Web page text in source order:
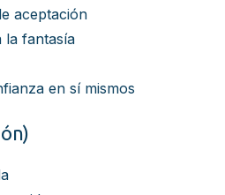
aceptación
la fantasía
en sí mismos